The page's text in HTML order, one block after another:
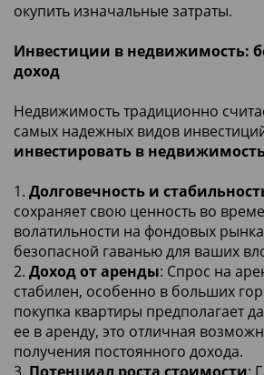
окупить изначальные затраты.
Инвестиции в недвижимость:
доход
Недвижимость традиционно
самых надежных видов
инвестировать в
1. Долговечность и
сохраняет свою ценность во
волатильности на фондовых
безопасной гаванью для ваших
2. Доход от аренды: Спрос на
стабилен, особенно в больших
покупка квартиры предполагает
ее в аренду, это отличная
получения постоянного дохода.